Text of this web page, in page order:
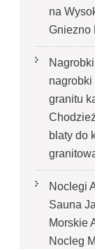
na
Gniezno
nagrobki
granitu
blaty do
Noclegi
Sauna
Morskie
Nocleg